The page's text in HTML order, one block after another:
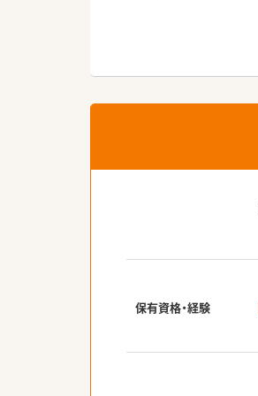
保有資格・経験